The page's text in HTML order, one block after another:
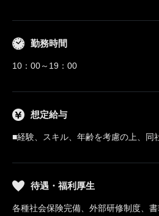
勤務時間
10：00～19：00
想定給与
■経験、スキル、年齢を考慮の上、同
待遇・福利厚生
各種社会保険完備、外部研修制度、